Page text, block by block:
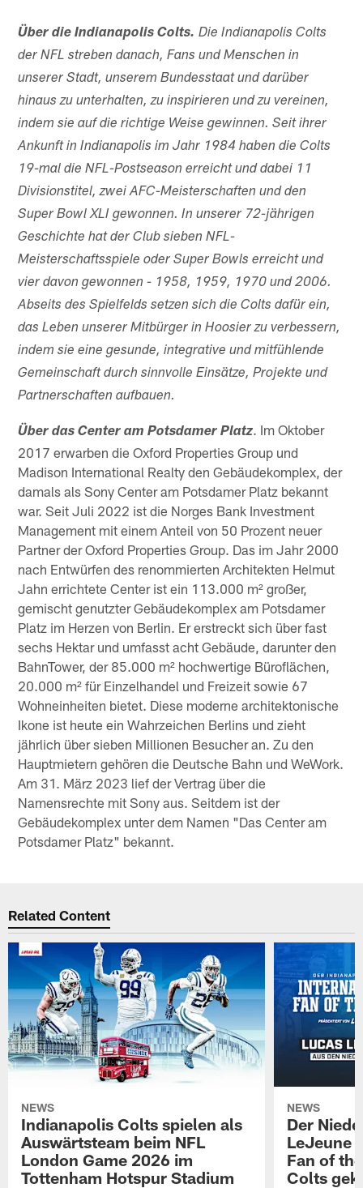
Über die Indianapolis Colts. Die Indianapolis Colts
der NFL streben danach, Fans und Menschen in
unserer Stadt, unserem Bundesstaat und darüber
hinaus zu unterhalten, zu inspirieren und zu vereinen,
indem sie auf die richtige Weise gewinnen. Seit ihrer
Ankunft in Indianapolis im Jahr 1984 haben die Colts
19-mal die NFL-Postseason erreicht und dabei 11
Divisionstitel, zwei AFC-Meisterschaften und den
Super Bowl XLI gewonnen. In unserer 72-jährigen
Geschichte hat der Club sieben NFL-
Meisterschaftsspiele oder Super Bowls erreicht und
vier davon gewonnen - 1958, 1959, 1970 und 2006.
Abseits des Spielfelds setzen sich die Colts dafür ein,
das Leben unserer Mitbürger in Hoosier zu verbessern,
indem sie eine gesunde, integrative und mitfühlende
Gemeinschaft durch sinnvolle Einsätze, Projekte und
Partnerschaften aufbauen.
Über das Center am Potsdamer Platz. Im Oktober
2017 erwarben die Oxford Properties Group und
Madison International Realty den Gebäudekomplex, der
damals als Sony Center am Potsdamer Platz bekannt
war. Seit Juli 2022 ist die Norges Bank Investment
Management mit einem Anteil von 50 Prozent neuer
Partner der Oxford Properties Group. Das im Jahr 2000
nach Entwürfen des renommierten Architekten Helmut
Jahn errichtete Center ist ein 113.000 m² großer,
gemischt genutzter Gebäudekomplex am Potsdamer
Platz im Herzen von Berlin. Er erstreckt sich über fast
sechs Hektar und umfasst acht Gebäude, darunter den
BahnTower, der 85.000 m² hochwertige Büroflächen,
20.000 m² für Einzelhandel und Freizeit sowie 67
Wohneinheiten bietet. Diese moderne architektonische
Ikone ist heute ein Wahrzeichen Berlins und zieht
jährlich über sieben Millionen Besucher an. Zu den
Hauptmietern gehören die Deutsche Bahn und WeWork.
Am 31. März 2023 lief der Vertrag über die
Namensrechte mit Sony aus. Seitdem ist der
Gebäudekomplex unter dem Namen "Das Center am
Potsdamer Platz" bekannt.
Related Content
NEWS
Indianapolis Colts spielen als
Auswärtsteam beim NFL
London Game 2026 im
Tottenham Hotspur Stadium
NEWS
Der
LeJeune
Fan of
Colts